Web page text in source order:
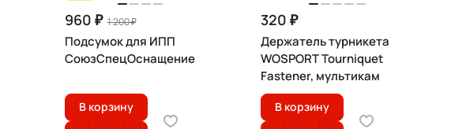
960 ₽ 1 200 ₽
Подсумок для ИПП
СоюзСпецОснащение
В корзину
320 ₽
Держатель турникета
WOSPORT Tourniquet
Fastener, мультикам
В корзину